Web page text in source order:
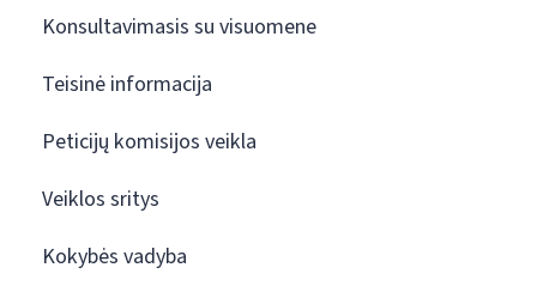
Konsultavimasis su visuomene
Teisinė informacija
Peticijų komisijos veikla
Veiklos sritys
Kokybės vadyba